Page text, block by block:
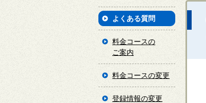
よくある質問
料金コースの
ご案内
料金コースの変更
登録情報の変更